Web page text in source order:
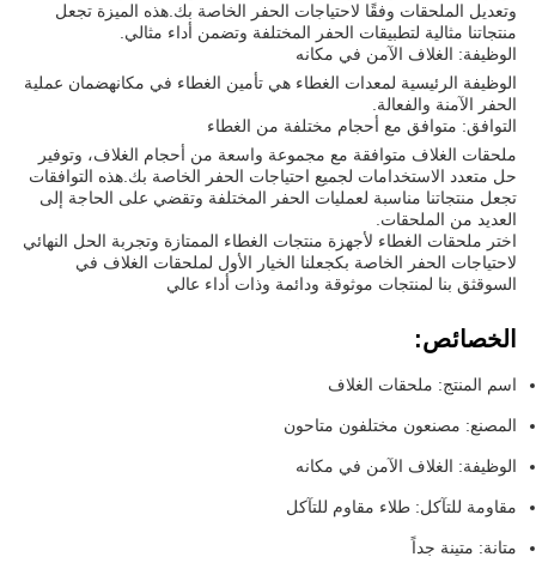
وتعديل الملحقات وفقًا لاحتياجات الحفر الخاصة بك.هذه الميزة تجعل
منتجاتنا مثالية لتطبيقات الحفر المختلفة وتضمن أداء مثالي.
الوظيفة: الغلاف الآمن في مكانه
الوظيفة الرئيسية لمعدات الغطاء هي تأمين الغطاء في مكانهضمان عملية
الحفر الآمنة والفعالة.
التوافق: متوافق مع أحجام مختلفة من الغطاء
ملحقات الغلاف متوافقة مع مجموعة واسعة من أحجام الغلاف، وتوفير
حل متعدد الاستخدامات لجميع احتياجات الحفر الخاصة بك.هذه التوافقات
تجعل منتجاتنا مناسبة لعمليات الحفر المختلفة وتقضي على الحاجة إلى
العديد من الملحقات.
اختر ملحقات الغطاء لأجهزة منتجات الغطاء الممتازة وتجربة الحل النهائي
لاحتياجات الحفر الخاصة بكجعلنا الخيار الأول لملحقات الغلاف في
السوقثق بنا لمنتجات موثوقة ودائمة وذات أداء عالي
الخصائص:
اسم المنتج: ملحقات الغلاف
المصنع: مصنعون مختلفون متاحون
الوظيفة: الغلاف الآمن في مكانه
مقاومة للتآكل: طلاء مقاوم للتآكل
متانة: متينة جداً